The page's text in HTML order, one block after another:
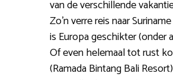
van de verschillende
Zo’n verre reis naar
is Europa geschikter (onder
Of even helemaal tot rust
(Ramada Bintang Bali